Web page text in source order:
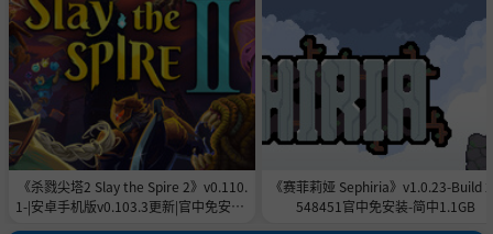
《杀戮尖塔2 Slay the Spire 2》v0.110.
1-|安卓手机版v0.103.3更新|官中免安装-
简中|付旧版合集5.6GB
《赛菲莉娅 Sephiria》v1.0.23-Build
548451官中免安装-简中1.1GB